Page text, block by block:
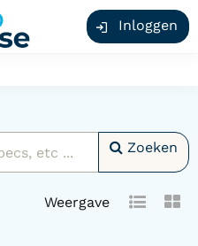
Inloggen
Zoeken
Weergave